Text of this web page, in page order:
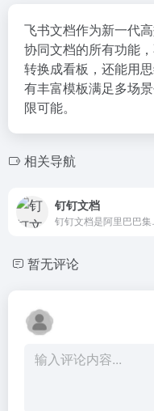
飞书文档作为新一代
协同文档的所有功能
转换成看板，还能用
有丰富模板满足多场
限可能。
相关导航
钉钉文档
暂无评论